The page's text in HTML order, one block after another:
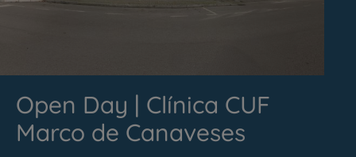
Open Day | Clínica CUF
Marco de Canaveses